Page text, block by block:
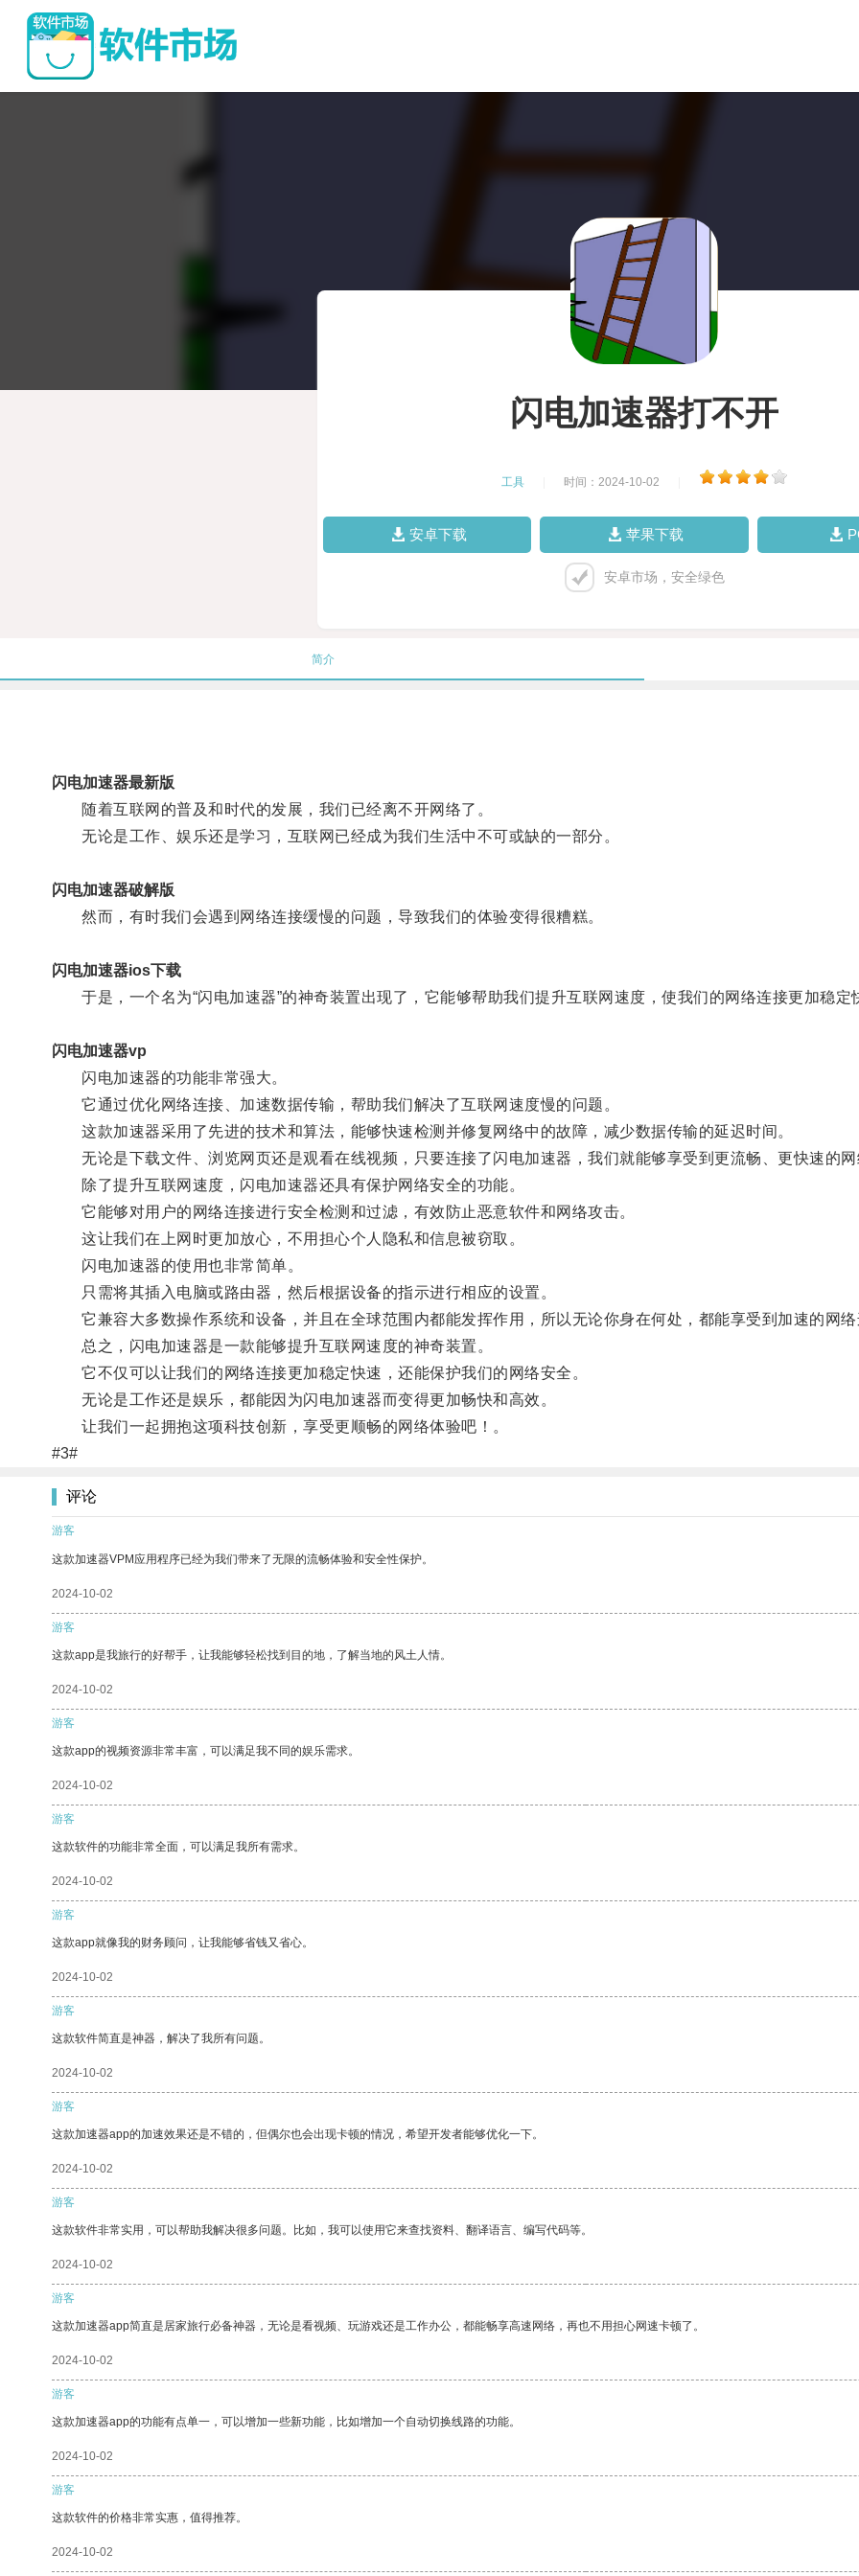
闪电加速器打不开
工具 时间：2024-10-02
安卓下载 苹果下载
安卓市场，安全绿色
简介
闪电加速器最新版
随着互联网的普及和时代的发展，我们已经离不开网络了。
无论是工作、娱乐还是学习，互联网已经成为我们生活中不可或缺的一部分。
闪电加速器破解版
然而，有时我们会遇到网络连接缓慢的问题，导致我们的体验变得很糟糕。
闪电加速器ios下载
于是，一个名为“闪电加速器”的神奇装置出现了，它能够帮助我们提升互联网速度，使我们的网络连接更加稳定
闪电加速器vp
闪电加速器的功能非常强大。
它通过优化网络连接、加速数据传输，帮助我们解决了互联网速度慢的问题。
这款加速器采用了先进的技术和算法，能够快速检测并修复网络中的故障，减少数据传输的延迟时间。
无论是下载文件、浏览网页还是观看在线视频，只要连接了闪电加速器，我们就能够享受到更流畅、更快速的网
除了提升互联网速度，闪电加速器还具有保护网络安全的功能。
它能够对用户的网络连接进行安全检测和过滤，有效防止恶意软件和网络攻击。
这让我们在上网时更加放心，不用担心个人隐私和信息被窃取。
闪电加速器的使用也非常简单。
只需将其插入电脑或路由器，然后根据设备的指示进行相应的设置。
它兼容大多数操作系统和设备，并且在全球范围内都能发挥作用，所以无论你身在何处，都能享受到加速的网络
总之，闪电加速器是一款能够提升互联网速度的神奇装置。
它不仅可以让我们的网络连接更加稳定快速，还能保护我们的网络安全。
无论是工作还是娱乐，都能因为闪电加速器而变得更加畅快和高效。
让我们一起拥抱这项科技创新，享受更顺畅的网络体验吧！。
#3#
评论
游客
这款加速器VPM应用程序已经为我们带来了无限的流畅体验和安全性保护。
2024-10-02
游客
这款app是我旅行的好帮手，让我能够轻松找到目的地，了解当地的风土人情。
2024-10-02
游客
这款app的视频资源非常丰富，可以满足我不同的娱乐需求。
2024-10-02
游客
这款软件的功能非常全面，可以满足我所有需求。
2024-10-02
游客
这款app就像我的财务顾问，让我能够省钱又省心。
2024-10-02
游客
这款软件简直是神器，解决了我所有问题。
2024-10-02
游客
这款加速器app的加速效果还是不错的，但偶尔也会出现卡顿的情况，希望开发者能够优化一下。
2024-10-02
游客
这款软件非常实用，可以帮助我解决很多问题。比如，我可以使用它来查找资料、翻译语言、编写代码等。
2024-10-02
游客
这款加速器app简直是居家旅行必备神器，无论是看视频、玩游戏还是工作办公，都能畅享高速网络，再也不用担心网速卡顿了。
2024-10-02
游客
这款加速器app的功能有点单一，可以增加一些新功能，比如增加一个自动切换线路的功能。
2024-10-02
游客
这款软件的价格非常实惠，值得推荐。
2024-10-02